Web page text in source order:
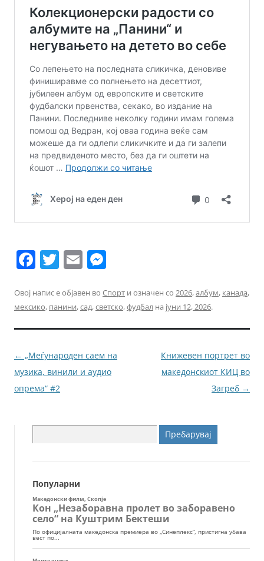
F
c
e
b
o
o
k
T
itt
er
E
ai
l
ss
e
n
g
er
Овој напис е објавен во Спорт и означен со 2026,албум, канада,
мексико, панини,сад,светско,фудбал на јуни 12, 2026.
Навигација
за
написи
← „Меѓународен саем на
музика, винили и аудио
опрема“ #2
Книжевен портрет во
македонскиот КИЦ во
Загреб →
за:
Популарни